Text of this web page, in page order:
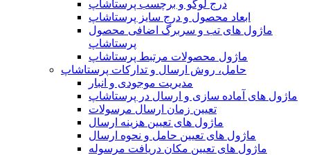
درج لوگو و برچسب پرستاشاپ
ابعاد محصول و درج سایز پرستاشاپ
ماژول های تب و سربرگ اضافی محصول
پرستاشاپ
ماژول محصولات مرتبط پرستاشاپ
حامل، روش ارسال و تدارکات پرستاشاپ
مدیریت موجودی و انبار
ماژول های آماده سازی و ارسال در پرستاشاپ
تعیین زمان ارسال مرسولات
ماژول های تعیین هزینه ارسال
ماژول های تعیین حامل و نحوه ارسال
ماژول های تعیین مکان دریافت مرسوله